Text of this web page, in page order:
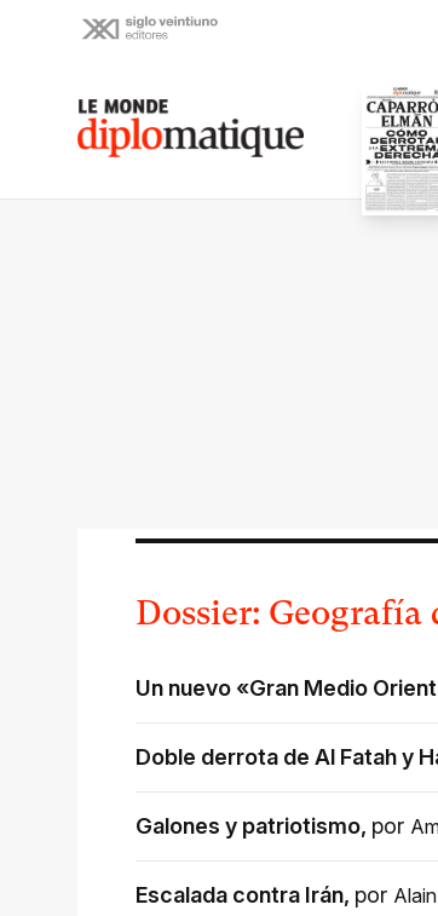
Le monde diplomatique
Dossier: Geografía
Un nuevo «Gran Medio
Doble derrota de Al Fatah y
Galones y patriotismo, por
Escalada contra Irán, por